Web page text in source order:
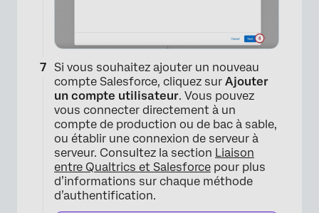
×
Si vous souhaitez ajouter un nouveau
compte Salesforce, cliquez sur Ajouter
un compte utilisateur. Vous pouvez
vous connecter directement à un
compte de production ou de bac à sable,
ou établir une connexion de serveur à
serveur. Consultez la section Liaison
entre Qualtrics et Salesforce pour plus
d’informations sur chaque méthode
d’authentification.